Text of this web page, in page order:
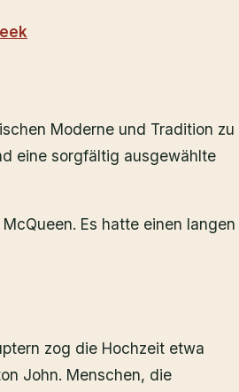
Moderne und Tradition zu
eine sorgfältig ausgewählte
Es hatte einen langen
zog die Hochzeit etwa
John. Menschen, die